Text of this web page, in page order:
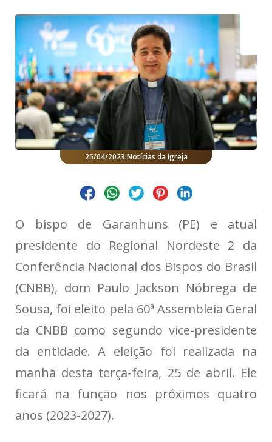
25/04/2023.Notícias da Igreja
O bispo de Garanhuns (PE) e atual
presidente do Regional Nordeste 2 da
Conferência Nacional dos Bispos do Brasil
(CNBB), dom Paulo Jackson Nóbrega de
Sousa, foi eleito pela 60ª Assembleia Geral
da CNBB como segundo vice-presidente
da entidade. A eleição foi realizada na
manhã desta terça-feira, 25 de abril. Ele
ficará na função nos próximos quatro
anos (2023-2027).